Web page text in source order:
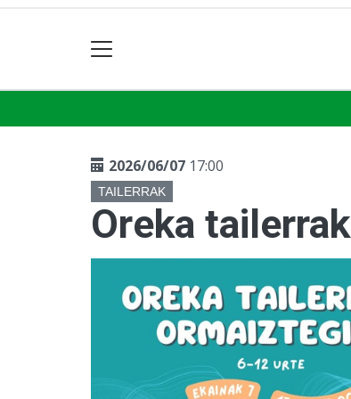
2026/06/07 17:00
TAILERRAK
Oreka tailerrak